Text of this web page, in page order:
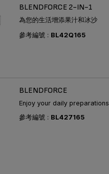
BLENDFORCE 2-IN-1
為您的生活增添果汁和冰沙
參考編號 : BL42Q165
BLENDFORCE
Enjoy your daily preparations
參考編號 : BL427165